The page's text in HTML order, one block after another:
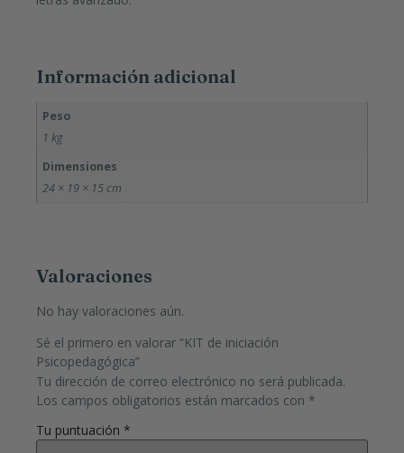
Información adicional
Peso
1 kg
Dimensiones
24 × 19 × 15 cm
Valoraciones
No hay valoraciones aún.
Sé el primero en valorar “KIT de iniciación
Psicopedagógica”
Tu dirección de correo electrónico no será publicada.
Los campos obligatorios están marcados con *
Tu puntuación *